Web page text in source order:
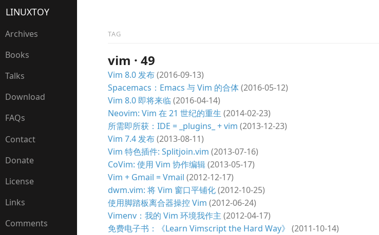
LINUXTOY
Archives
Books
Talks
Download
FAQs
Contact
Donate
License
Links
Comments
TAG
vim · 49
Vim 8.0 发布(2016-09-13)
Spacemacs：Emacs 与 Vim 的合体(2016-05-12)
Vim 8.0 即将来临 (2016-04-14)
Neovim: Vim 在 21 世纪的重生(2014-02-23)
所需即所获：IDE = _plugins_ + vim (2013-12-23)
Vim 7.4 发布(2013-08-11)
Vim 特色插件: Splitjoin.vim (2013-07-16)
CoVim: 使用 Vim 协作编辑(2013-05-17)
Vim + Gmail = Vmail (2012-12-17)
dwm.vim: 将 Vim 窗口平铺化(2012-10-25)
使用脚踏板离合器操控 Vim (2012-06-24)
Vimenv：我的 Vim 环境我作主(2012-04-17)
免费电子书：《Learn Vimscript the Hard Way》 (2011-10-14)